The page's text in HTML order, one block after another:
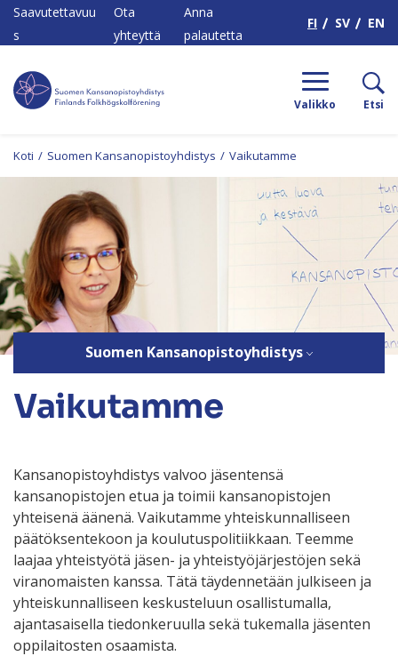
Saavutettavuu
s
Ota
yhteyttä
Anna
palautetta
FI SV EN
Valikko Etsi
Koti / Suomen Kansanopistoyhdistys / Vaikutamme
Suomen Kansanopistoyhdistys
Vaikutamme
Kansanopistoyhdistys valvoo jäsentensä
kansanopistojen etua ja toimii kansanopistojen
yhteisenä äänenä. Vaikutamme yhteiskunnalliseen
päätöksentekoon ja koulutuspolitiikkaan. Teemme
laajaa yhteistyötä jäsen- ja yhteistyöjärjestöjen sekä
viranomaisten kanssa. Tätä täydennetään julkiseen ja
yhteis­kunnalliseen keskusteluun osallistumalla,
ajantasaisella tiedon­keruulla sekä tukemalla jäsenten
oppilaitosten osaamista.